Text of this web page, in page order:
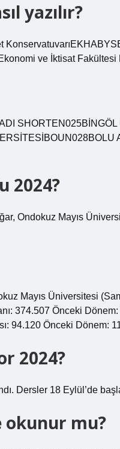
yazılır?
ve İktisat
2024?
Ondokuz Mayıs
Mayıs Üniversitesi
374.507 Önceki
94.120 Önceki Dönem:
2024?
Dersler 18 Eylül’de
okunur mu?